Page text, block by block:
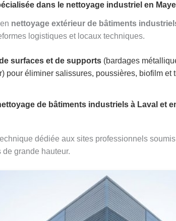
dans le nettoyage industriel en
nettoyage extérieur de bâtiments
logistiques et locaux techniques.
surfaces et de supports (bardages
pour éliminer salissures, poussières, biofilm
de bâtiments industriels à Laval et
dédiée aux sites professionnels
grande hauteur.